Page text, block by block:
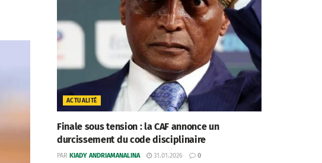
ACTUALITÉ
Finale sous tension : la CAF annonce un
durcissement du code disciplinaire
PAR KIADY ANDRIAMANALINA 31.01.2026 0